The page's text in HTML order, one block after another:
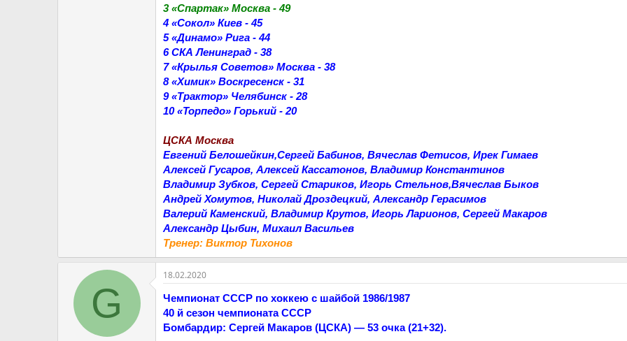
3 «Спартак» Москва - 49
4 «Сокол» Киев - 45
5 «Динамо» Рига - 44
6 СКА Ленинград - 38
7 «Крылья Советов» Москва - 38
8 «Химик» Воскресенск - 31
9 «Трактор» Челябинск - 28
10 «Торпедо» Горький - 20
ЦСКА Москва
Евгений Белошейкин,Сергей Бабинов, Вячеслав Фетисов, Ирек Гимаев
Алексей Гусаров, Алексей Кассатонов, Владимир Константинов
Владимир Зубков, Сергей Стариков, Игорь Стельнов,Вячеслав Быков
Андрей Хомутов, Николай Дроздецкий, Александр Герасимов
Валерий Каменский, Владимир Крутов, Игорь Ларионов, Сергей Макаров
Александр Цыбин, Михаил Васильев
Тренер: Виктор Тихонов
G
18.02.2020
Чемпионат СССР по хоккею с шайбой 1986/1987
40 й сезон чемпионата СССР
Бомбардир: Сергей Макаров (ЦСКА) — 53 очка (21+32).